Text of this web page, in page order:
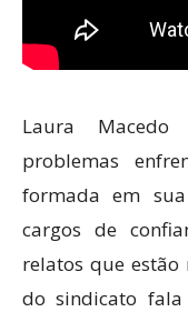
Laura
problemas
formada em
cargos de
relatos que estão
do sindicato